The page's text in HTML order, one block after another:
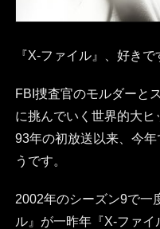
『X-ファイル』、好きで
FBI捜査官のモルダーと
に挑んでいく世界的大ヒ
93年の初放送以来、今
うです。
2002年のシーズン9で一
ル』が一昨年『X-ファ